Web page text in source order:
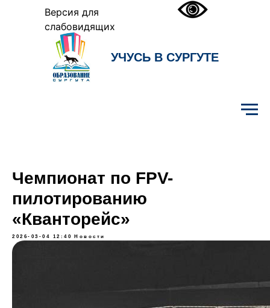
Версия для
слабовидящих
УЧУСЬ В СУРГУТЕ
Чемпионат по FPV-
пилотированию
«Кванторейс»
2026-03-04 12:40 Новости